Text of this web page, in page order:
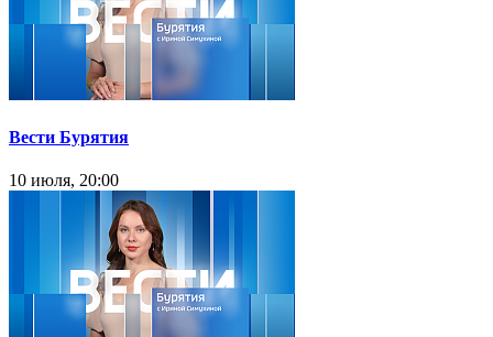
Вести Бурятия
10 июля, 20:00